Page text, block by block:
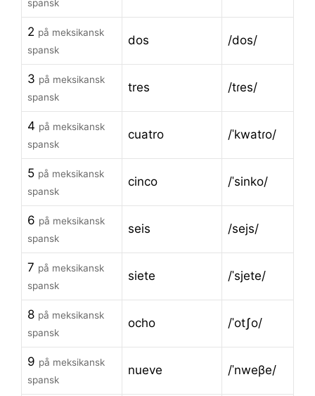
spansk
2 på meksikansk
spansk
dos /dos/
3 på meksikansk
spansk
tres /tɾes/
4 på meksikansk
spansk
cuatro /ˈkwatɾo/
5 på meksikansk
spansk
cinco /ˈsinko/
6 på meksikansk
spansk
seis /sejs/
7 på meksikansk
spansk
siete /ˈsjete/
8 på meksikansk
spansk
ocho /ˈotʃo/
9 på meksikansk
spansk
nueve /ˈnweβe/